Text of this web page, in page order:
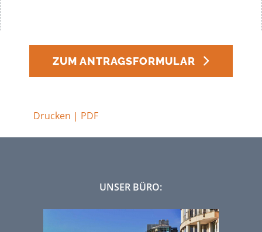
ZUM ANTRAGSFORMULAR
Drucken | PDF
UNSER BÜRO: